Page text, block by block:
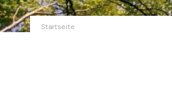
Startseite